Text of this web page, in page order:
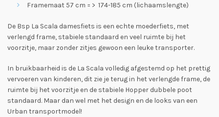
Framemaat 57 cm = > 174-185 cm (lichaamslengte)
De Bsp La Scala damesfiets is een echte moederfiets, met
verlengd frame, stabiele standaard en veel ruimte bij het
voorzitje, maar zonder zitjes gewoon een leuke transporter.
In bruikbaarheid is de La Scala volledig afgestemd op het prettig
vervoeren van kinderen, dit zie je terug in het verlengde frame, de
ruimte bij het voorzitje en de stabiele Hopper dubbele poot
standaard. Maar dan wel met het design en de looks van een
Urban transportmodel!